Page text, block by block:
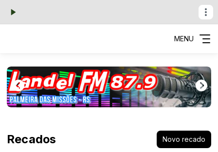
MENU
Recados Novo recado